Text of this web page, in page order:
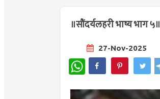
॥सौंदर्यलहरी भाष्य भाग ५॥
27-Nov-2025
WhatsApp